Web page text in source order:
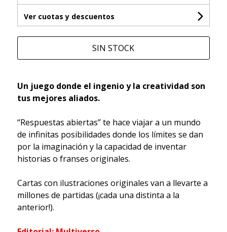
Ver cuotas y descuentos
SIN STOCK
Un juego donde el ingenio y la creatividad son
tus mejores aliados.
“Respuestas abiertas” te hace viajar a un mundo
de infinitas posibilidades donde los límites se dan
por la imaginación y la capacidad de inventar
historias o franses originales.
Cartas con ilustraciones originales van a llevarte a
millones de partidas (¡cada una distinta a la
anterior!).